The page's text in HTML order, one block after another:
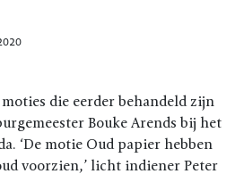
die eerder behandeld zijn
Bouke Arends bij het
‘De motie Oud papier hebben
voorzien,’ licht indiener Peter